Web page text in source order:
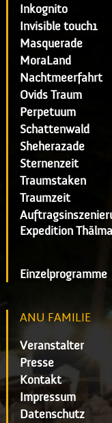
Inkognito
Invisible touch1
Masquerade
MoraLand
Nachtmeerfahrt
Ovids Traum
Perpetuum
Schattenwald
Sheherazade
Sternenzeit
Traumstaken
Traumzeit
Expedition
Einzelprogramme
ANU FAMILIE
Veranstalter
Presse
Kontakt
Impressum
Datenschutz